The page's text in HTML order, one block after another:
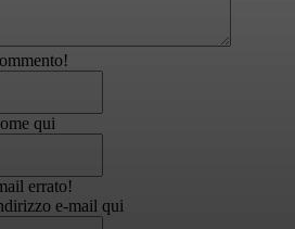
qui
errato!
e-mail qui